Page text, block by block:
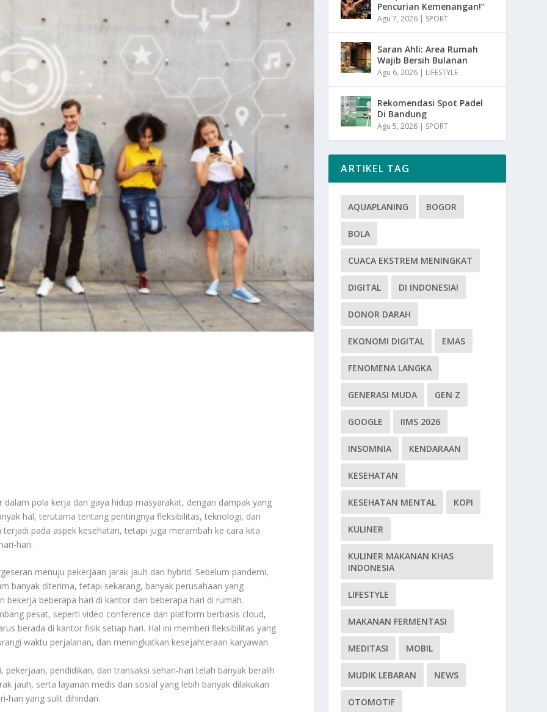
pola kerja dan gaya hidup masyarakat, dengan dampak yang
hal, terutama tentang pentingnya fleksibilitas, teknologi, dan
pada aspek kesehatan, tetapi juga merambah ke cara kita
hari.
menuju pekerjaan jarak jauh dan hybrid. Sebelum pandemi,
banyak diterima, tetapi sekarang, banyak perusahaan yang
bekerja beberapa hari di kantor dan beberapa hari di rumah.
pesat, seperti video conference dan platform berbasis cloud,
berada di kantor fisik setiap hari. Hal ini memberi fleksibilitas yang
waktu perjalanan, dan meningkatkan kesejahteraan karyawan.
pendidikan, dan transaksi sehari-hari telah banyak beralih
jauh, serta layanan medis dan sosial yang lebih banyak dilakukan
hari yang sulit dihindari.
Pencurian Kemenangan!”
Agu 7, 2026 | SPORT
Saran Ahli: Area Rumah
Wajib Bersih Bulanan
Agu 6, 2026 | LIFESTYLE
Rekomendasi Spot Padel
Di Bandung
Agu 5, 2026 | SPORT
ARTIKEL TAG
AQUAPLANING BOGOR
BOLA
CUACA EKSTREM MENINGKAT
DIGITAL DI INDONESIA!
DONOR DARAH
EKONOMI DIGITAL EMAS
FENOMENA LANGKA
GENERASI MUDA GEN Z
GOOGLE IIMS 2026
INSOMNIA KENDARAAN
KESEHATAN
KESEHATAN MENTAL KOPI
KULINER
KULINER MAKANAN KHAS
INDONESIA
LIFESTYLE
MAKANAN FERMENTASI
MEDITASI MOBIL
MUDIK LEBARAN NEWS
OTOMOTIF